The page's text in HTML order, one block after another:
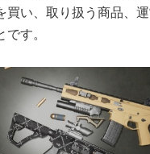
買い、取り扱う商品、
す。